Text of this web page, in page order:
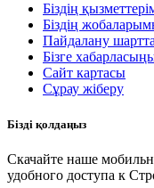
Біздің
Біздің
Пайдалану
Бізге
Сайт картасы
Сұрау жіберу
Бізді қолдаңыз
Скачайте наше
удобного доступа к